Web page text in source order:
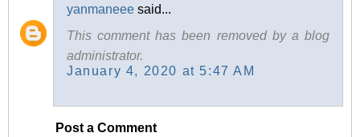
yanmaneee said...
This comment has been removed by a blog
administrator.
January 4, 2020 at 5:47 AM
Post a Comment